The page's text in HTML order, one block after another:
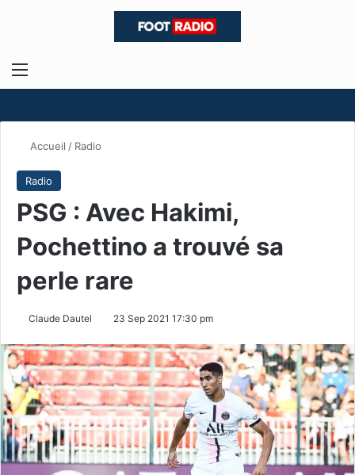
Menu
Accueil / Radio
Radio
PSG : Avec Hakimi,
Pochettino a trouvé sa
perle rare
Claude Dautel 23 Sep 2021 17:30 pm